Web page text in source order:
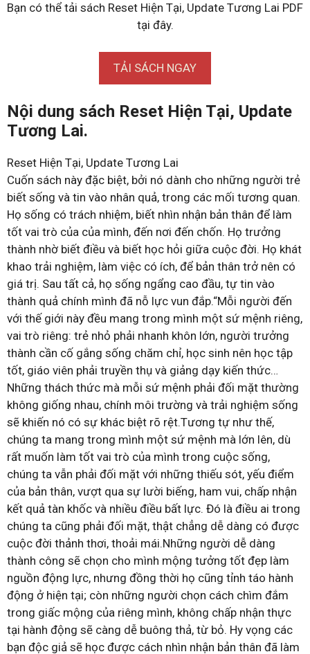
Bạn có thể tải sách Reset Hiện Tại, Update Tương Lai PDF
tại đây.
TẢI SÁCH NGAY
Nội dung sách Reset Hiện Tại, Update
Tương Lai.
Reset Hiện Tại, Update Tương Lai
Cuốn sách này đặc biệt, bởi nó dành cho những người trẻ
biết sống và tin vào nhân quả, trong các mối tương quan.
Họ sống có trách nhiệm, biết nhìn nhận bản thân để làm
tốt vai trò của của mình, đến nơi đến chốn. Họ trưởng
thành nhờ biết điều và biết học hỏi giữa cuộc đời. Họ khát
khao trải nghiệm, làm việc có ích, để bản thân trở nên có
giá trị. Sau tất cả, họ sống ngẩng cao đầu, tự tin vào
thành quả chính mình đã nỗ lực vun đắp.“Mỗi người đến
với thế giới này đều mang trong mình một sứ mệnh riêng,
vai trò riêng: trẻ nhỏ phải nhanh khôn lớn, người trưởng
thành cần cố gắng sống chăm chỉ, học sinh nên học tập
tốt, giáo viên phải truyền thụ và giảng dạy kiến thức…
Những thách thức mà mỗi sứ mệnh phải đối mặt thường
không giống nhau, chính môi trường và trải nghiệm sống
sẽ khiến nó có sự khác biệt rõ rệt.Tương tự như thế,
chúng ta mang trong mình một sứ mệnh mà lớn lên, dù
rất muốn làm tốt vai trò của mình trong cuộc sống,
chúng ta vẫn phải đối mặt với những thiếu sót, yếu điểm
của bản thân, vượt qua sự lười biếng, ham vui, chấp nhận
kết quả tàn khốc và nhiều điều bất lực. Đó là điều ai trong
chúng ta cũng phải đối mặt, thật chẳng dễ dàng có được
cuộc đời thảnh thơi, thoải mái.Những người dễ dàng
thành công sẽ chọn cho mình mộng tưởng tốt đẹp làm
nguồn động lực, nhưng đồng thời họ cũng tỉnh táo hành
động ở hiện tại; còn những người chọn cách chìm đắm
trong giấc mộng của riêng mình, không chấp nhận thực
tại hành động sẽ càng dễ buông thả, từ bỏ. Hy vọng các
bạn độc giả sẽ học được cách nhìn nhận bản thân đã làm